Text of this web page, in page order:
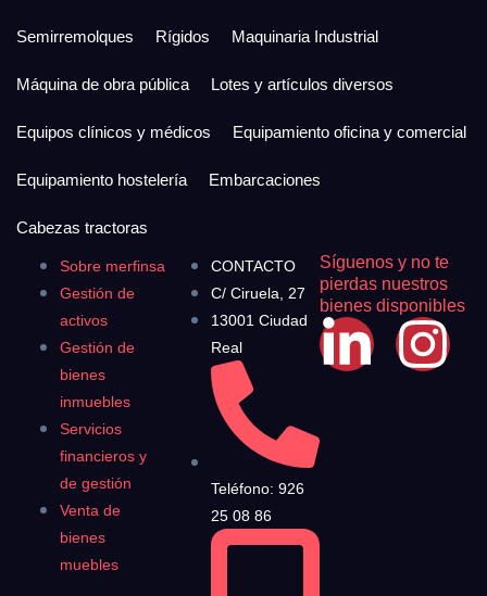
Sobre merfinsa
Gestión de
activos
Gestión de
bienes
inmuebles
Servicios
financieros y
de gestión
Venta de
bienes
muebles
CONTACTO
C/ Ciruela, 27
13001 Ciudad
Real
Teléfono: 926
25 08 86
Síguenos y no te
pierdas nuestros
bienes disponibles
Semirremolques Rígidos Maquinaria Industrial
Máquina de obra pública Lotes y artículos diversos
Equipos clínicos y médicos Equipamiento oficina y comercial
Equipamiento hostelería Embarcaciones
Cabezas tractoras